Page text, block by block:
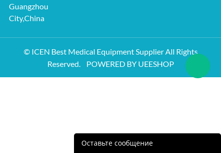
Guangzhou
City,China
© ICEN Best Medical Equipment Supplier All Rights
Reserved. POWERED BY UEESHOP
Оставьте сообщение